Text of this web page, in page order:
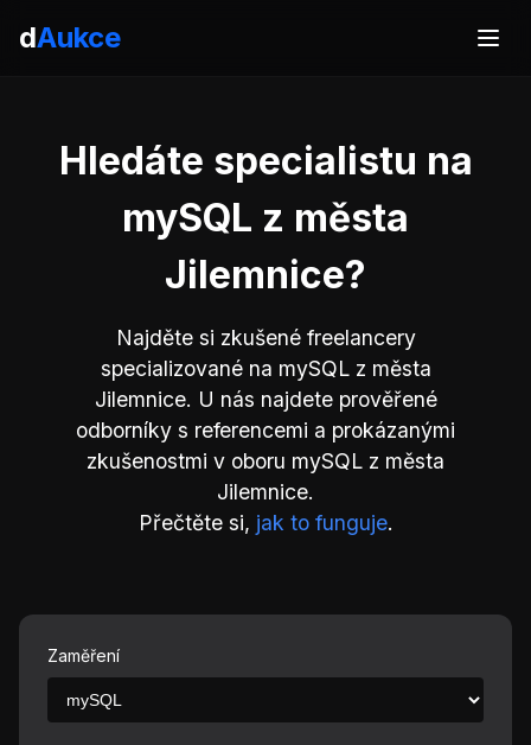
dAukce
Hledáte specialistu na
mySQL z města
Jilemnice?
Najděte si zkušené freelancery
specializované na mySQL z města
Jilemnice. U nás najdete prověřené
odborníky s referencemi a prokázanými
zkušenostmi v oboru mySQL z města
Jilemnice.
Přečtěte si, jak to funguje.
Zaměření